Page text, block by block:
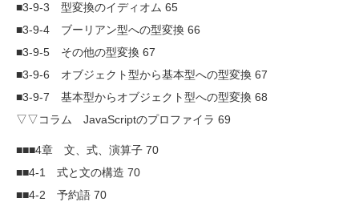
■3-9-3 型変換のイディオム 65
■3-9-4 ブーリアン型への型変換 66
■3-9-5 その他の型変換 67
■3-9-6 オブジェクト型から基本型への型変換 67
■3-9-7 基本型からオブジェクト型への型変換 68
▽▽コラム JavaScriptのプロファイラ 69
■■■4章 文、式、演算子 70
■■4-1 式と文の構造 70
■■4-2 予約語 70